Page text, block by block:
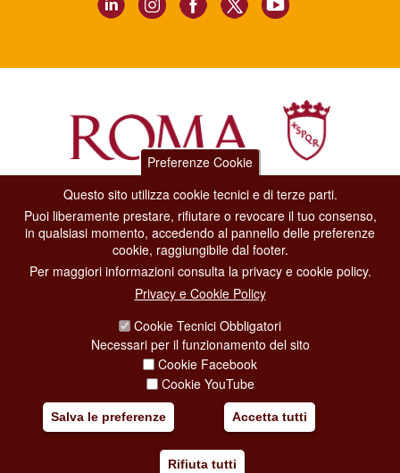
Dipartimento Grandi Eventi, Sport, Turismo e Moda.
Via di San Basilio, 51
00187 Roma
CONTACT CENTER TEL. 06 06 08
CONTATTA LA REDAZIONE
SOCIAL MEDIA POLICY
COPYRIGHT
Preferenze Cookie
Questo sito utilizza cookie tecnici e di terze parti.
Puoi liberamente prestare, rifiutare o revocare il tuo consenso,
in qualsiasi momento, accedendo al pannello delle preferenze
cookie, raggiungibile dal footer.
Per maggiori informazioni consulta la privacy e cookie policy.
Privacy e Cookie Policy
Cookie Tecnici Obbligatori
Necessari per il funzionamento del sito
Cookie Facebook
Cookie YouTube
Salva le preferenze Accetta tutti
Rifiuta tutti